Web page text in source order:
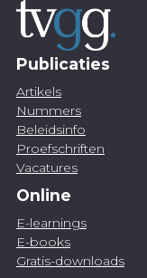
Publicaties
Artikels
Nummers
Beleidsinfo
Proefschriften
Vacatures
Online
E-learnings
E-books
Gratis-downloads